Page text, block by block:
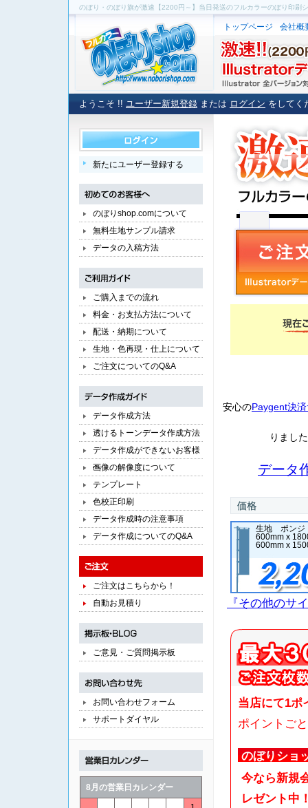
のぼり・のぼり旗が激速【2200円～】当日発送のフルカラーのぼり印刷
トップページ 会社概
ようこそ !! ユーザー新規登録 または ログイン をしてく
安心のPaygent決
りまし
データ
生地 ポンジ
600mm x
600mm x
『その他のサ
当店にて1ポ
ポイントご
のぼりショ
今なら新規
レゼント中
新たにユーザー登録する
のぼりshop.comについて
無料生地サンプル請求
データの入稿方法
ご購入までの流れ
料金・お支払方法について
配送・納期について
生地・色再現・仕上について
ご注文についてのQ&A
データ作成方法
透けるトーンデータ作成方法
データ作成ができないお客様
へ
画像の解像度について
テンプレート
色校正印刷
データ作成時の注意事項
データ作成についてのQ&A
ご注文はこちらから！
自動お見積り
ご意見・ご質問掲示板
お問い合わせフォーム
サポートダイヤル
8月の営業日カレンダー